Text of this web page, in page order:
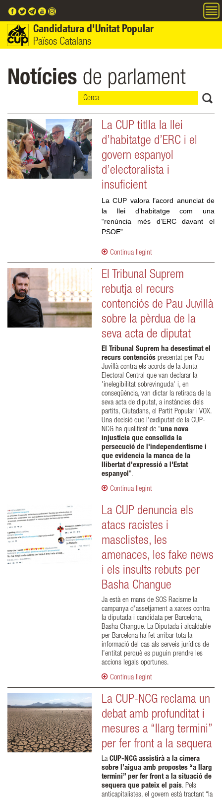
Candidatura d'Unitat Popular
Països Catalans
Notícies de parlament
La CUP titlla la llei
d’habitatge d’ERC i el
govern espanyol
d’electoralista i
insuficient
La CUP valora l’acord anunciat de
la llei d’habitatge com una
“renúncia més d’ERC davant el
PSOE”.
Continua llegint
El Tribunal Suprem
rebutja el recurs
contenciós de Pau Juvillà
sobre la pèrdua de la
seva acta de diputat
El Tribunal Suprem ha desestimat el
recurs contenciós presentat per Pau
Juvillà contra els acords de la Junta
Electoral Central que van declarar la
'inelegibilitat sobrevinguda' i, en
conseqüència, van dictar la retirada de la
seva acta de diputat, a instàncies dels
partits, Ciutadans, el Partit Popular i VOX.
Una decisió que l'exdiputat de la CUP-
NCG ha qualificat de "una nova
injustícia que consolida la
persecució de l'independentisme i
que evidencia la manca de la
llibertat d'expressió a l'Estat
espanyol".
Continua llegint
La CUP denuncia els
atacs racistes i
masclistes, les
amenaces, les fake news
i els insults rebuts per
Basha Changue
Ja està en mans de SOS Racisme la
campanya d'assetjament a xarxes contra
la diputada i candidata per Barcelona,
Basha Changue. La Diputada i alcaldable
per Barcelona ha fet arribar tota la
informació del cas als serveis jurídics de
l’entitat perquè es puguin prendre les
accions legals oportunes.
Continua llegint
La CUP-NCG reclama un
debat amb profunditat i
mesures a “llarg termini”
per fer front a la sequera
La CUP-NCG assistirà a la cimera
sobre l’aigua amb propostes “a llarg
termini” per fer front a la situació de
sequera que pateix el país. Pels
anticapitalistes, el govern està tractant “la